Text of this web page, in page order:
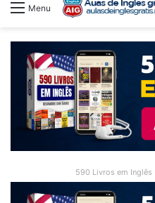
Menu
590 Livros em Inglês